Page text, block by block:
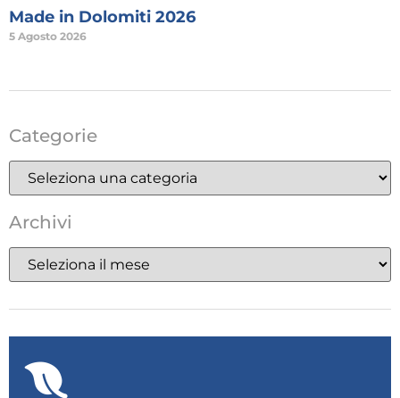
Made in Dolomiti 2026
5 Agosto 2026
Categorie
Archivi